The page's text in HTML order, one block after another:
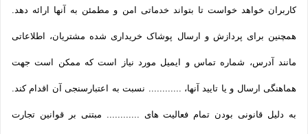
کاربران خواهد خواست تا بتواند خدماتی امن و مطمئن به آنها ارائه دهد.
همچنین برای پردازش و ارسال پوشاک خریداری شده مشتریان، اطلاعاتی
مانند آدرس، شماره تماس و ایمیل مورد نیاز است که ممکن است جهت
هماهنگی ارسال و یا تایید آنها، ............ نسبت به اعتبارسنجی آن اقدام کند.
به دلیل قانونی بودن تمام فعالیت های ............ مبتنی بر قوانین تجارت